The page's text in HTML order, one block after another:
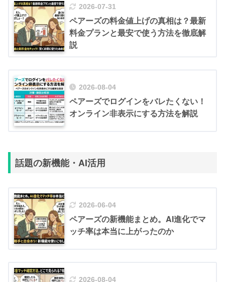
2026-07-31
ペアーズの料金値上げの真相は？最新
料金プランと最安で使う方法を徹底解
説
2026-08-04
ペアーズでログインをバレたくない！
オンライン非表示にする方法を解説
話題の新機能・AI活用
2026-06-04
ペアーズの新機能まとめ。AI進化でマ
ッチ率は本当に上がったのか
2026-08-04